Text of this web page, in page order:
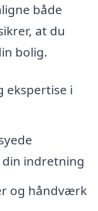
både
at du
bolig.
ekspertise i
din indretning
og håndværk